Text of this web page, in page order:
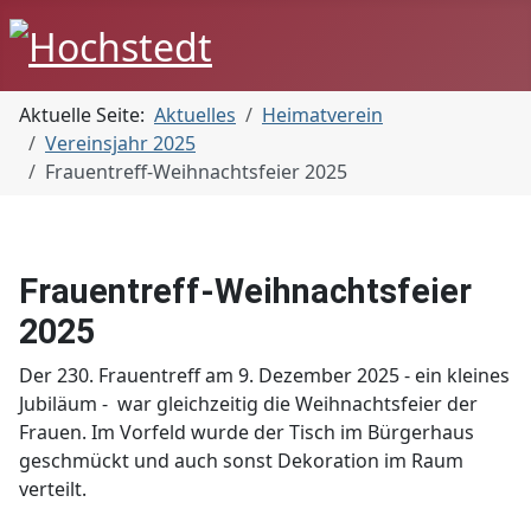
Aktuelle Seite: Aktuelles
Heimatverein
Vereinsjahr 2025
Frauentreff-Weihnachtsfeier 2025
Frauentreff-Weihnachtsfeier
2025
Der 230. Frauentreff am 9. Dezember 2025 - ein kleines
Jubiläum - war gleichzeitig die Weihnachtsfeier der
Frauen. Im Vorfeld wurde der Tisch im Bürgerhaus
geschmückt und auch sonst Dekoration im Raum
verteilt.